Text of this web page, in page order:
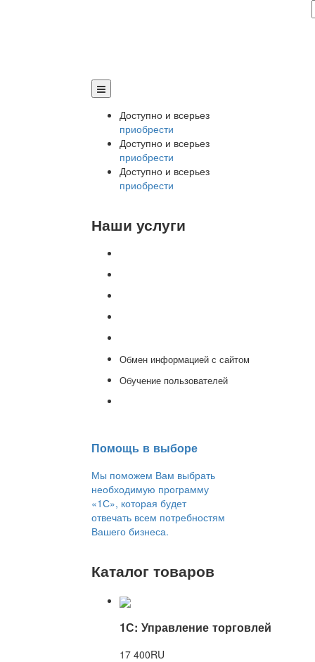
Доступно и всерьез
приобрести
Доступно и всерьез
приобрести
Доступно и всерьез
приобрести
Наши услуги
Обмен информацией с сайтом
Обучение пользователей
Помощь в выборе
Мы поможем Вам выбрать
необходимую программу
«1С», которая будет
отвечать всем потребностям
Вашего бизнеса.
Каталог товаров
1С: Управление торговлей
17 400RU